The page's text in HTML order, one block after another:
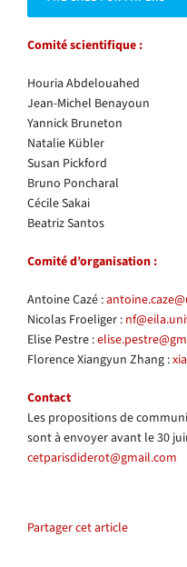
Comité scientifique :
Houria Abdelouahed
Jean-Michel Benayoun
Yannick Bruneton
Natalie Kübler
Susan Pickford
Bruno Poncharal
Cécile Sakai
Beatriz Santos
Comité d’organisation :
Antoine Cazé :
Nicolas Froeliger :
Elise Pestre :
Florence Xiangyun Zhang :
Contact
Les propositions de
sont à envoyer avant le 30
cetparisdiderot@gmail.com
Partager cet article